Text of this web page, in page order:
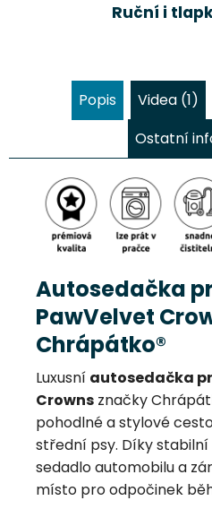
Ruční i
Popis Videa (1)
Ostatní
Autosedačka
PawVelvet
Chrápátko®
Luxusní autosedačka
Crowns značky
pohodlné a stylové
střední psy. Díky
sedadlo automobilu a
místo pro odpočinek